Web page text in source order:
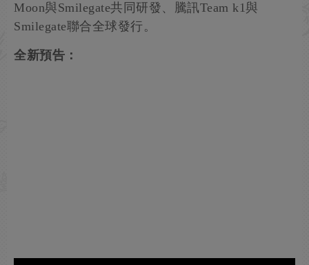
Moon與Smilegate共同研發、騰訊Team k1與
Smilegate聯合全球發行。
全新預告：